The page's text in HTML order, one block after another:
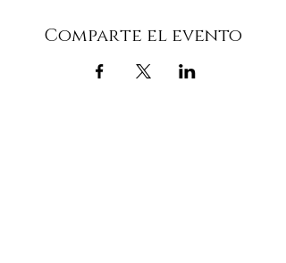
Comparte el evento